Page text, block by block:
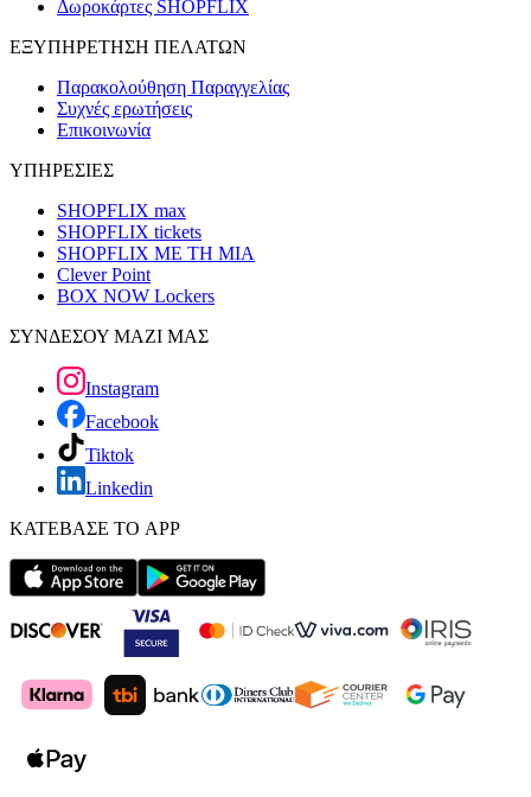
Δωροκάρτες SHOPFLIX
ΕΞΥΠΗΡΕΤΗΣΗ ΠΕΛΑΤΩΝ
Παρακολούθηση Παραγγελίας
Συχνές ερωτήσεις
Επικοινωνία
ΥΠΗΡΕΣΙΕΣ
SHOPFLIX max
SHOPFLIX tickets
SHOPFLIX ΜΕ ΤΗ ΜΙΑ
Clever Point
BOX NOW Lockers
ΣΥΝΔΕΣΟΥ ΜΑΖΙ ΜΑΣ
Instagram
Facebook
Tiktok
Linkedin
ΚΑΤΕΒΑΣΕ ΤΟ APP